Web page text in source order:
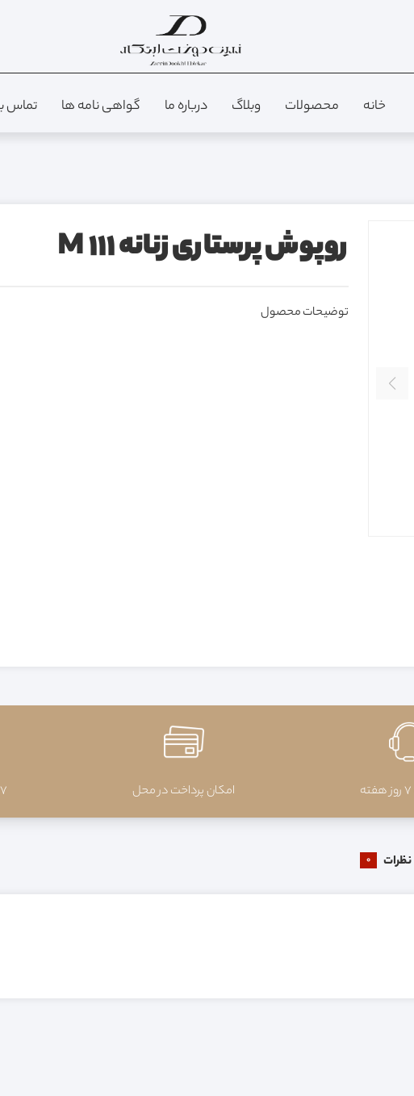
خانه محصولات وبلاگ درباره ما گواهی نامه ها تماس
روپوش پرستاری زنانه M 111
توضیحات محصول
امکان پرداخت در محل 7 روز ضمانت بازگشت کالا
نظرات 0